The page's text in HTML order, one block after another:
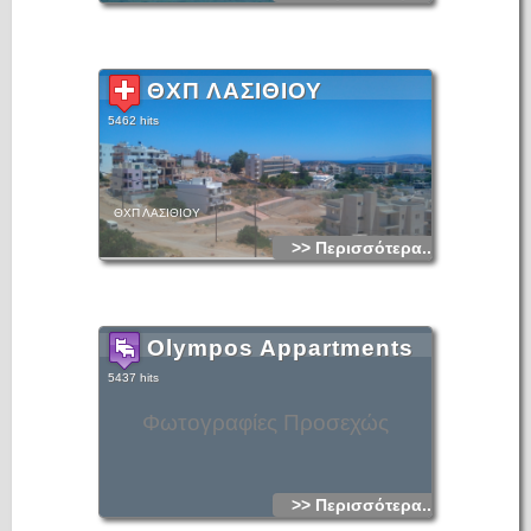
ΘΧΠ ΛΑΣΙΘΙΟΥ
5462 hits
ΘΧΠ ΛΑΣΙΘΙΟΥ
>> Περισσότερα...
Φωτογραφίες Προσεχώς
Olympos Appartments
5437 hits
>> Περισσότερα...